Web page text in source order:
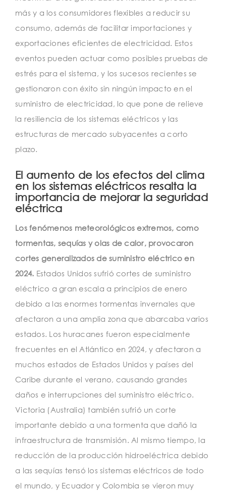
más y a los consumidores flexibles a reducir su
consumo, además de facilitar importaciones y
exportaciones eficientes de electricidad. Estos
eventos pueden actuar como posibles pruebas de
estrés para el sistema, y ​​los sucesos recientes se
gestionaron con éxito sin ningún impacto en el
suministro de electricidad, lo que pone de relieve
la resiliencia de los sistemas eléctricos y las
estructuras de mercado subyacentes a corto
plazo.
El aumento de los efectos del clima
en los sistemas eléctricos resalta la
importancia de mejorar la seguridad
eléctrica
Los fenómenos meteorológicos extremos, como
tormentas, sequías y olas de calor, provocaron
cortes generalizados de suministro eléctrico en
2024. Estados Unidos sufrió cortes de suministro
eléctrico a gran escala a principios de enero
debido a las enormes tormentas invernales que
afectaron a una amplia zona que abarcaba varios
estados. Los huracanes fueron especialmente
frecuentes en el Atlántico en 2024, y afectaron a
muchos estados de Estados Unidos y países del
Caribe durante el verano, causando grandes
daños e interrupciones del suministro eléctrico.
Victoria (Australia) también sufrió un corte
importante debido a una tormenta que dañó la
infraestructura de transmisión. Al mismo tiempo, la
reducción de la producción hidroeléctrica debido
a las sequías tensó los sistemas eléctricos de todo
el mundo, y Ecuador y Colombia se vieron muy